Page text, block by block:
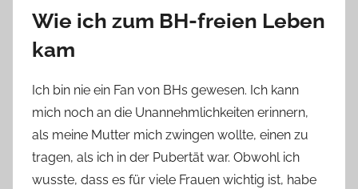
Wie ich zum BH-freien Leben
kam
Ich bin nie ein Fan von BHs gewesen. Ich kann
mich noch an die Unannehmlichkeiten erinnern,
als meine Mutter mich zwingen wollte, einen zu
tragen, als ich in der Pubertät war. Obwohl ich
wusste, dass es für viele Frauen wichtig ist, habe